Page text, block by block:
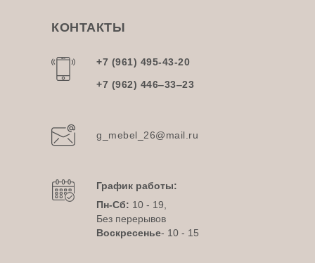
+7 (962) 446‒33‒23
g_mebel_26@mail.ru
+7 (961) 495-43-20
График работы:
Пн-Сб: 10 - 19,
Без перерывов
Воскресенье- 10 - 15
КОНТАКТЫ